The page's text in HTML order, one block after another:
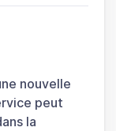
nouvelle
peut
la